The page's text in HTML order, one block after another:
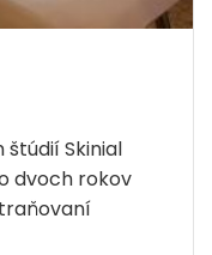
Skinial
dvoch rokov